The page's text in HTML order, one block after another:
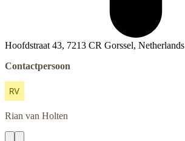
Hoofdstraat 43, 7213 CR Gorssel, Netherlands
Contactpersoon
Rian van Holten